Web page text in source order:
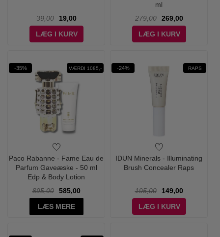
39,00
19,00
LÆG I KURV
ml
279,00
269,00
LÆG I KURV
-35% VÆRDI 1085,-
Paco Rabanne - Fame Eau de
Parfum Gaveæske - 50 ml
Edp & Body Lotion
895,00
585,00
LÆS MERE
-24% RAPS
IDUN Minerals - Illuminating
Brush Concealer Raps
195,00
149,00
LÆG I KURV